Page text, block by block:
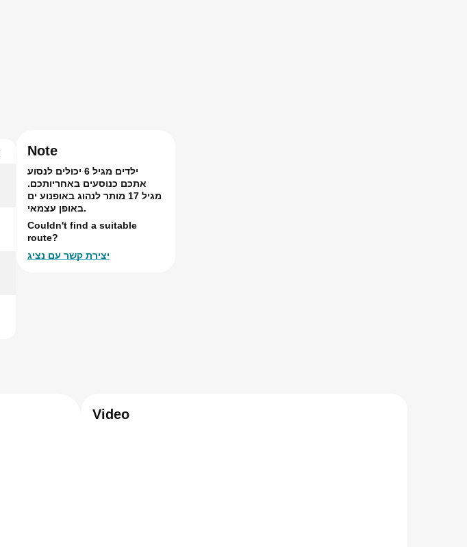
Note
ילדים מגיל 6 יכולים לנסוע
אתכם כנוסעים באחריותכם.
מגיל 17 מותר לנהוג באופנוע ים
באופן עצמאי.
Couldn't find a suitable
route?
יצירת קשר עם נציג
Video